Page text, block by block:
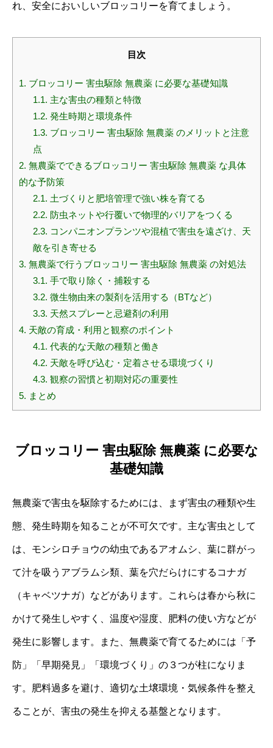
れ、安全においしいブロッコリーを育てましょう。
目次
1. ブロッコリー 害虫駆除 無農薬 に必要な基礎知識
1.1. 主な害虫の種類と特徴
1.2. 発生時期と環境条件
1.3. ブロッコリー 害虫駆除 無農薬 のメリットと注意
点
2. 無農薬でできるブロッコリー 害虫駆除 無農薬 な具体
的な予防策
2.1. 土づくりと肥培管理で強い株を育てる
2.2. 防虫ネットや行覆いで物理的バリアをつくる
2.3. コンパニオンプランツや混植で害虫を遠ざけ、天
敵を引き寄せる
3. 無農薬で行うブロッコリー 害虫駆除 無農薬 の対処法
3.1. 手で取り除く・捕殺する
3.2. 微生物由来の製剤を活用する（BTなど）
3.3. 天然スプレーと忌避剤の利用
4. 天敵の育成・利用と観察のポイント
4.1. 代表的な天敵の種類と働き
4.2. 天敵を呼び込む・定着させる環境づくり
4.3. 観察の習慣と初期対応の重要性
5. まとめ
ブロッコリー 害虫駆除 無農薬 に必要な
基礎知識
無農薬で害虫を駆除するためには、まず害虫の種類や生
態、発生時期を知ることが不可欠です。主な害虫として
は、モンシロチョウの幼虫であるアオムシ、葉に群がっ
て汁を吸うアブラムシ類、葉を穴だらけにするコナガ
（キャベツナガ）などがあります。これらは春から秋に
かけて発生しやすく、温度や湿度、肥料の使い方などが
発生に影響します。また、無農薬で育てるためには「予
防」「早期発見」「環境づくり」の３つが柱になりま
す。肥料過多を避け、適切な土壌環境・気候条件を整え
ることが、害虫の発生を抑える基盤となります。